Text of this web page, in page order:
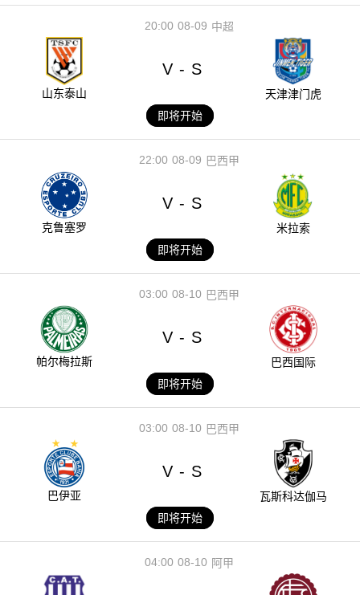
08-09
20:00 中超
山东泰山
V - S
天津津门虎
即将开始
08-09
22:00 巴西甲
克鲁塞罗
V - S
米拉索
即将开始
08-10
03:00 巴西甲
帕尔梅拉斯
V - S
巴西国际
即将开始
08-10
03:00 巴西甲
巴伊亚
V - S
瓦斯科达伽马
即将开始
08-10
04:00 阿甲